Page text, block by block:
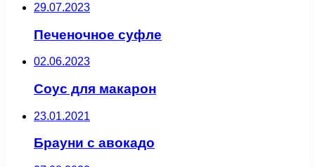
29.07.2023
Печеночное суфле
02.06.2023
Соус для макарон
23.01.2021
Брауни с авокадо